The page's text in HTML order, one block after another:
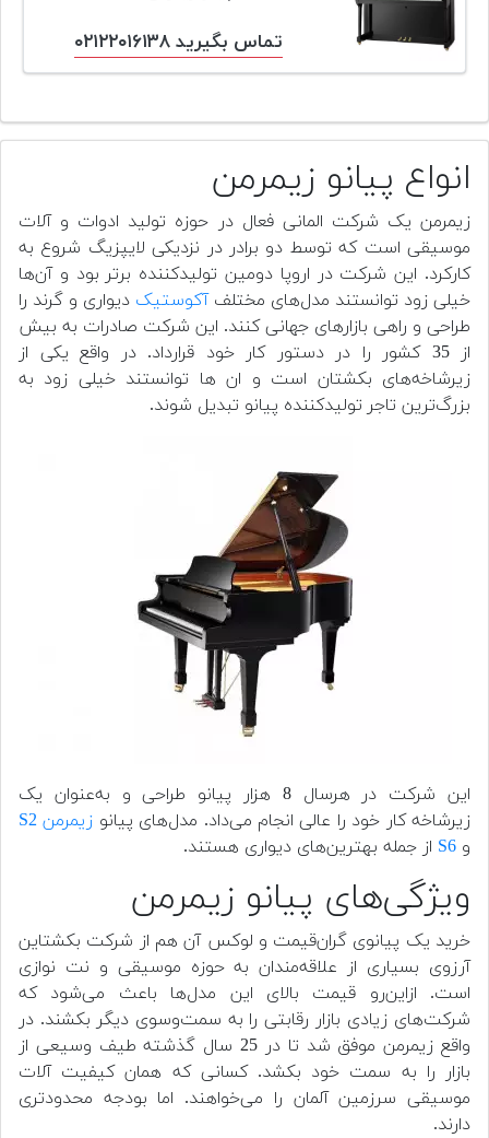
وبلاگ
پیانو
بازار
دوم
افزودن
محصول
دست
دوم
تماس بگیرید ۰۲۱۲۲۰۱۶۱۳۸
انواع پیانو زیمرمن
زیمرمن یک شرکت المانی فعال در حوزه تولید ادوات و آلات
موسیقی است که توسط دو برادر در نزدیکی لایپزیگ شروع به
کارکرد. این شرکت در اروپا دومین تولیدکننده برتر بود و آن‌ها
خیلی زود توانستند مدل‌های مختلفآکوستیک دیواری و گرند را
طراحی و راهی بازارهای جهانی کنند. این شرکت صادرات به بیش
از 35 کشور را در دستور کار خود قرارداد. در واقع یکی از
زیرشاخه‌های بکشتان است و ان ها توانستند خیلی زود به
بزرگ‌ترین تاجر تولیدکننده پیانو تبدیل شوند.
این شرکت در هرسال 8 هزار پیانو طراحی و به‌عنوان یک
زیرشاخه کار خود را عالی انجام می‌داد. مدل‌های پیانو زیمرمن S2
و S6 از جمله بهترین‌های دیواری هستند.
ویژگی‌های پیانو زیمرمن
خرید یک پیانوی گران‌قیمت و لوکس آن هم از شرکت بکشتاین
آرزوی بسیاری از علاقه‌مندان به حوزه موسیقی و نت نوازی
است. ازاین‌رو قیمت بالای این مدل‌ها باعث می‌شود که
شرکت‌های زیادی بازار رقابتی را به سمت‌وسوی دیگر بکشند. در
واقع زیمرمن موفق شد تا در 25 سال گذشته طیف وسیعی از
بازار را به سمت خود بکشد. کسانی که همان کیفیت آلات
موسیقی سرزمین آلمان را می‌خواهند. اما بودجه محدودتری
دارند.